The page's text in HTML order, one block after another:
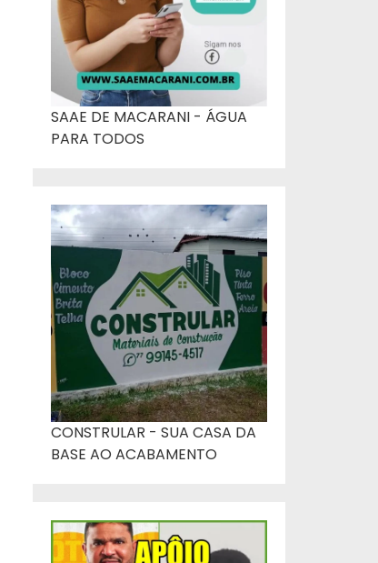
SAAE DE MACARANI - ÁGUA
PARA TODOS
CONSTRULAR - SUA CASA DA
BASE AO ACABAMENTO